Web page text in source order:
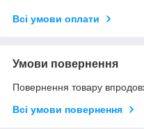
Всі умови оплати
Умови повернення
Повернення товару
Всі умови повернення